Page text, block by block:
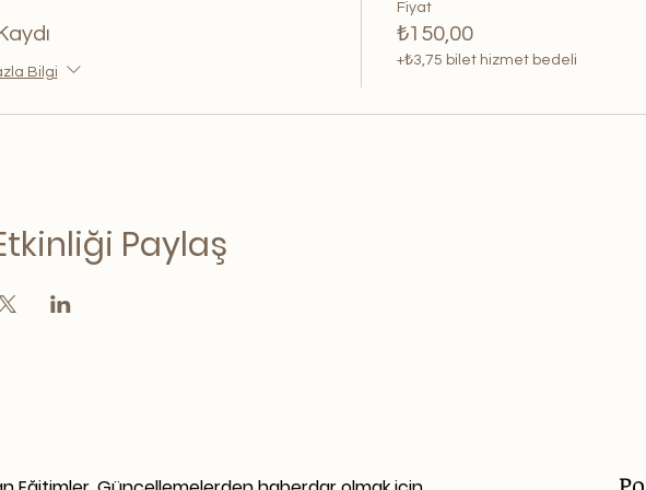
Bilgi
Fiyat
₺150,00
+₺3,75 bilet hizmet bedeli
Paylaş